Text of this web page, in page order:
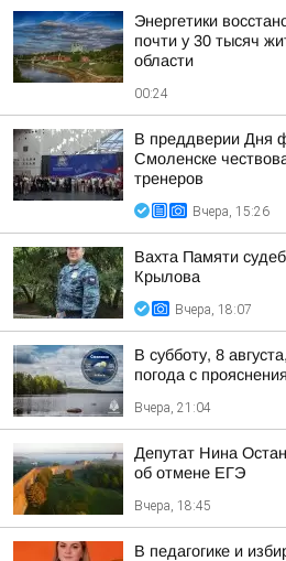
Энергетики
почти у 30 тысяч
области
00:24
В преддверии Дня
Смоленске
тренеров
Вчера, 15:26
Вахта Памяти
Крылова
Вчера, 18:07
В субботу, 8
погода с
Вчера, 21:04
Депутат Нина
об отмене ЕГЭ
Вчера, 18:45
В педагогике и